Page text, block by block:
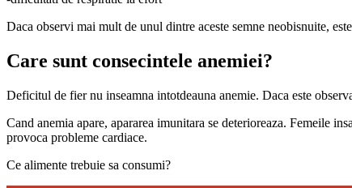
Daca observi mai mult de unul dintre aceste semne neobisnuite,
Care sunt consecintele anemiei?
Deficitul de fier nu inseamna intotdeauna anemie. Daca este
Cand anemia apare, apararea imunitara se deterioreaza. Femeile
provoca probleme cardiace.
Ce alimente trebuie sa consumi?